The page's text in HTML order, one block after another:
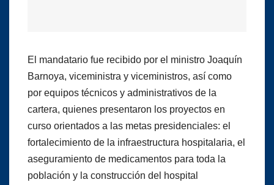
El mandatario fue recibido por el ministro Joaquín
Barnoya, viceministra y viceministros, así como
por equipos técnicos y administrativos de la
cartera, quienes presentaron los proyectos en
curso orientados a las metas presidenciales: el
fortalecimiento de la infraestructura hospitalaria, el
aseguramiento de medicamentos para toda la
población y la construcción del hospital